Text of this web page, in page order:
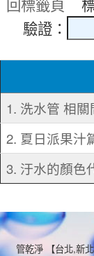
回標籤頁 標
驗證：
1. 洗水管 相關
2. 夏日派果汁
3. 汙水的顏色
管乾淨 【台北,新